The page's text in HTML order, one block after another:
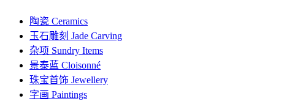
陶瓷 Ceramics
玉石雕刻 Jade Carving
杂项 Sundry Items
景泰蓝 Cloisonné
珠宝首饰 Jewellery
字画 Paintings